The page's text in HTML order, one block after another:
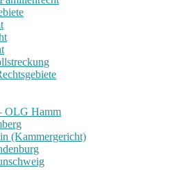
OLG Hamm
(Kammergericht)